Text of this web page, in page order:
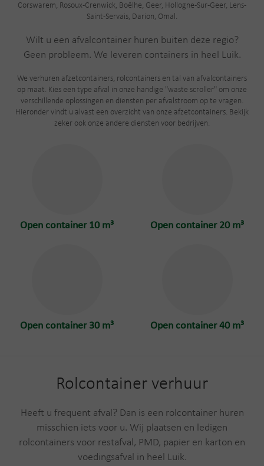
Corswarem, Rosoux-Crenwick, Boëlhe, Geer, Hollogne-Sur-Geer, Lens-
Saint-Servais, Darion, Omal.
Wilt u een afvalcontainer huren buiten deze regio?
Geen probleem. We leveren containers in heel Luik.
We verhuren afzetcontainers, rolcontainers en tal van afvalcontainers
op maat. Kies een type afval in onze handige "waste scroller" om onze
verschillende oplossingen en diensten per afvalstroom op te vragen.
Hieronder vindt u alvast een overzicht van onze afzetcontainers. Bekijk
zeker ook onze andere diensten voor bedrijven.
Open container 10 m³ Open container 20 m³
Open container 30 m³ Open container 40 m³
Rolcontainer verhuur
Heeft u frequent afval? Dan is een rolcontainer huren
misschien iets voor u. Wij plaatsen en ledigen
rolcontainers voor restafval, PMD, papier en karton en
voedingsafval in heel Luik.